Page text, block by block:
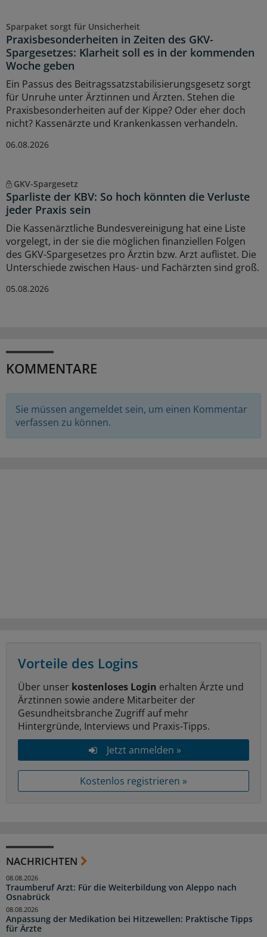
Sparpaket sorgt für Unsicherheit
Praxisbesonderheiten in Zeiten des GKV-
Spargesetzes: Klarheit soll es in der kommenden
Woche geben
Ein Passus des Beitragssatzstabilisierungsgesetz sorgt
für Unruhe unter Ärztinnen und Ärzten. Stehen die
Praxisbesonderheiten auf der Kippe? Oder eher doch
nicht? Kassenärzte und Krankenkassen verhandeln.
06.08.2026
GKV-Spargesetz
Sparliste der KBV: So hoch könnten die Verluste
jeder Praxis sein
Die Kassenärztliche Bundesvereinigung hat eine Liste
vorgelegt, in der sie die möglichen finanziellen Folgen
des GKV-Spargesetzes pro Ärztin bzw. Arzt auflistet. Die
Unterschiede zwischen Haus- und Fachärzten sind groß.
05.08.2026
KOMMENTARE
Sie müssen angemeldet sein, um einen Kommentar
verfassen zu können.
Vorteile des Logins
Über unser kostenloses Login erhalten Ärzte und
Ärztinnen sowie andere Mitarbeiter der
Gesundheitsbranche Zugriff auf mehr
Hintergründe, Interviews und Praxis-Tipps.
Jetzt anmelden »
Kostenlos registrieren »
NACHRICHTEN
Traumberuf Arzt: Für die Weiterbildung von Aleppo nach
Osnabrück
08.08.2026
Anpassung der Medikation bei Hitzewellen: Praktische Tipps
für Ärzte
08.08.2026